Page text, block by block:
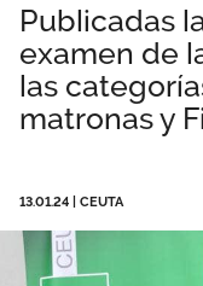
Servicios
Ventajas
Temas
Noticias
Sala de prensa
Documentos
Publicaciones
Contáctanos
Publicadas
examen de
las
matronas y
13.01.24 CEUTA